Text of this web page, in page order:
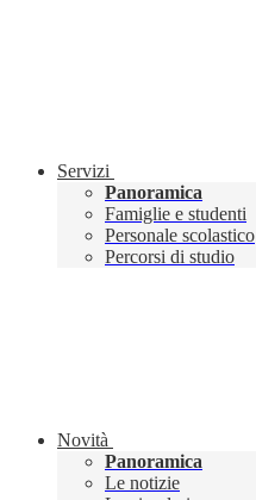
Servizi
Panoramica
Famiglie e studenti
Personale scolastico
Percorsi di studio
Novità
Panoramica
Le notizie